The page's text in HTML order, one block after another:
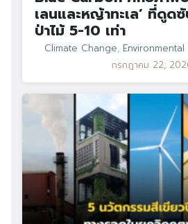
เลนและหญ้าทะเล’ ที่ดูด
ป่าไม้ 5-10 เท่า
Climate Change, Environmental
กรกฎาคม 22,